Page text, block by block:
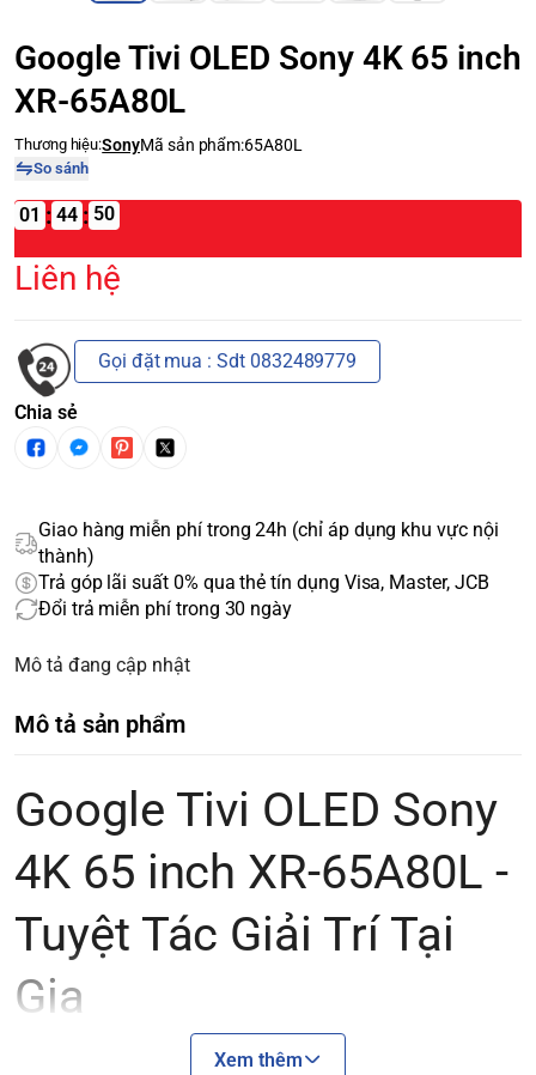
Google Tivi OLED Sony 4K 65 inch
XR-65A80L
Thương hiệu:SonyMã sản phẩm:65A80L
So sánh
01 : :
Liên hệ
Gọi đặt mua : Sdt 0832489779
Chia sẻ
Giao hàng miễn phí trong 24h (chỉ áp dụng khu vực nội
thành)
Trả góp lãi suất 0% qua thẻ tín dụng Visa, Master, JCB
Đổi trả miễn phí trong 30 ngày
Mô tả đang cập nhật
Mô tả sản phẩm
Google Tivi OLED Sony
4K 65 inch XR-65A80L -
Tuyệt Tác Giải Trí Tại
Gia
Xem thêm